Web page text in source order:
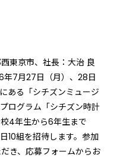
東京市、社長：大治 良
年7月27日（月）、28日
ある「シチズンミュージ
ログラム「シチズン時計
4年生から6年生まで
10組を招待します。参加
き、応募フォームからお